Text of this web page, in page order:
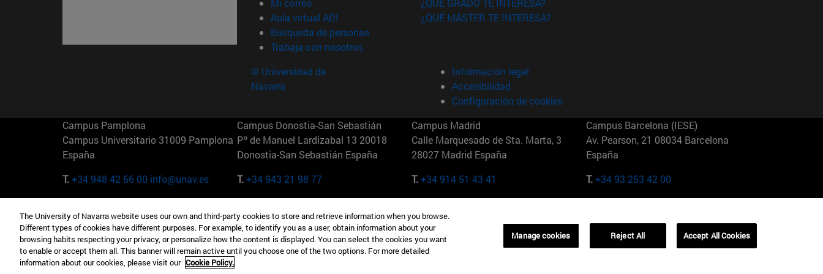
Mi correo
Aula virtual ADI (abre en nueva ventana)
Búsqueda de personas(abre en nueva ventana)
Trabaja con nosotros(abre en nueva ventana)
¿QUÉ GRADO TE INTERESA?
¿QUÉ MÁSTER TE INTERESA?
© Universidad de
Navarra
Información legal
Accesibilidad
Configuración de cookies
Campus Pamplona
Campus Universitario 31009 Pamplona
España
T.+34 948 42 56 00 info@unav.es
Campus Donostia-San Sebastián
Pº de Manuel Lardizabal 13 20018
Donostia-San Sebastián España
T.+34 943 21 98 77
Campus Madrid
Calle Marquesado de Sta. Marta, 3
28027 Madrid España
T.+34 914 51 43 41
Campus Barcelona (IESE)
Av. Pearson, 21 08034 Barcelona
España
T.+34 93 253 42 00
Camino del Cerro Águila 3 28023
Madrid España
T.+34 912 11 30 00
165 W 57th St 10019-2201 Nueva York
EE.UU
T.+1 646 346 8850
Maria-Theresia-Straße 15 81675
Múnich Alemania
T.+49 89 24209790
01321001 Bela Vista Brasil
The University of Navarra website uses our own and third-party cookies to store and retrieve information when you browse.
Different types of cookies have different purposes. For example, to identify you as a user, obtain information about your
browsing habits respecting your privacy, or personalize how the content is displayed. You can select the cookies you want
to enable or accept them all. This banner will remain active until you choose one of the two options. For more detailed
information about our cookies, please visit our Cookie Policy.
Manage cookies Reject All Accept All Cookies